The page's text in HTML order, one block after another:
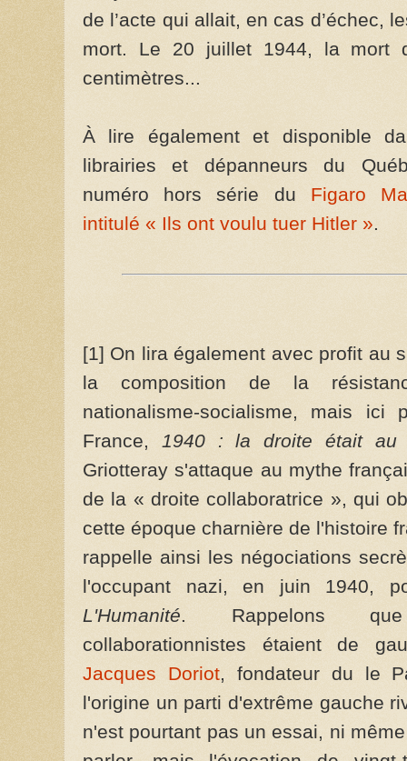
de l’acte qui allait, en cas d’échec,
mort. Le 20 juillet 1944, la mort
centimètres...
À lire également et disponible
librairies et dépanneurs du
numéro hors série du Figaro
intitulé « Ils ont voulu tuer Hitler ».
[1] On lira également avec profit au
la composition de la
nationalisme-socialisme, mais ici
France, 1940 : la droite était au
Griotteray s'attaque au mythe
de la « droite collaboratrice », qui
cette époque charnière de l'histoire
rappelle ainsi les négociations
l'occupant nazi, en juin 1940,
L'Humanité. Rappelons que
collaborationnistes étaient de
Jacques Doriot, fondateur du le
l'origine un parti d'extrême gauche
n'est pourtant pas un essai, ni